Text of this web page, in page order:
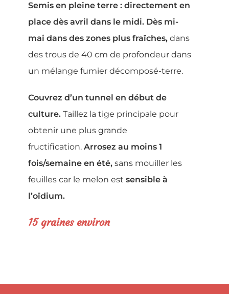
Semis en pleine terre : directement en
place dès avril dans le midi. Dès mi-
mai dans des zones plus fraîches, dans
des trous de 40 cm de profondeur dans
un mélange fumier décomposé-terre.
Couvrez d’un tunnel en début de
culture. Taillez la tige principale pour
obtenir une plus grande
fructification. Arrosez au moins 1
fois/semaine en été, sans mouiller les
feuilles car le melon est sensible à
l’oïdium.
15 graines environ